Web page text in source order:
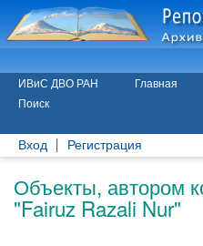
ИВиС ДВО РАН Главная
Поиск
Вход Регистрация
Объекты, автором
"Fairuz Razali Nur"